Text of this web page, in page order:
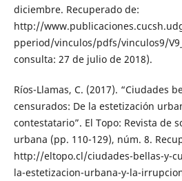
diciembre. Recuperado de:
http://
pperiod/vinculos/pdfs/vinculos9/
consulta: 27 de julio de 2018).
Ríos-Llamas, C. (2017). “Ciudades
censurados: De la estetización
contestatario”. El Topo: Revista de
urbana (pp. 110-129), núm. 8.
http://eltopo.cl/ciudades-bellas-y-
la-estetizacion-urbana-y-la-